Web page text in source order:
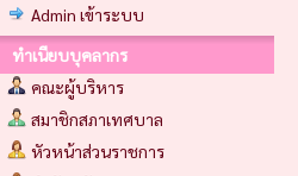
Admin เข้าระบบ
ทำเนียบบุคลากร
คณะผู้บริหาร
สมาชิกสภาเทศบาล
หัวหน้าส่วนราชการ